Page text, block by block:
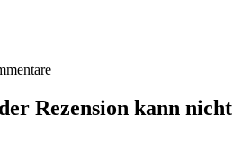
Rezension kann nicht